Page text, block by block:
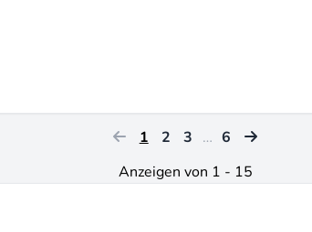
1 2 3 … 6
Anzeigen von 1 - 15